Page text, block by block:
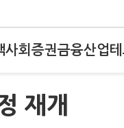
사회 증권금융산업
재개